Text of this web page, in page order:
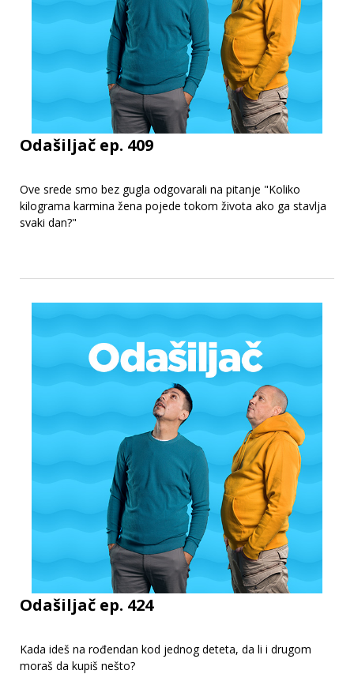
Odašiljač ep. 409
Ove srede smo bez gugla odgovarali na pitanje "Koliko
kilograma karmina žena pojede tokom života ako ga stavlja
svaki dan?"
Odašiljač ep. 424
Kada ideš na rođendan kod jednog deteta, da li i drugom
moraš da kupiš nešto?